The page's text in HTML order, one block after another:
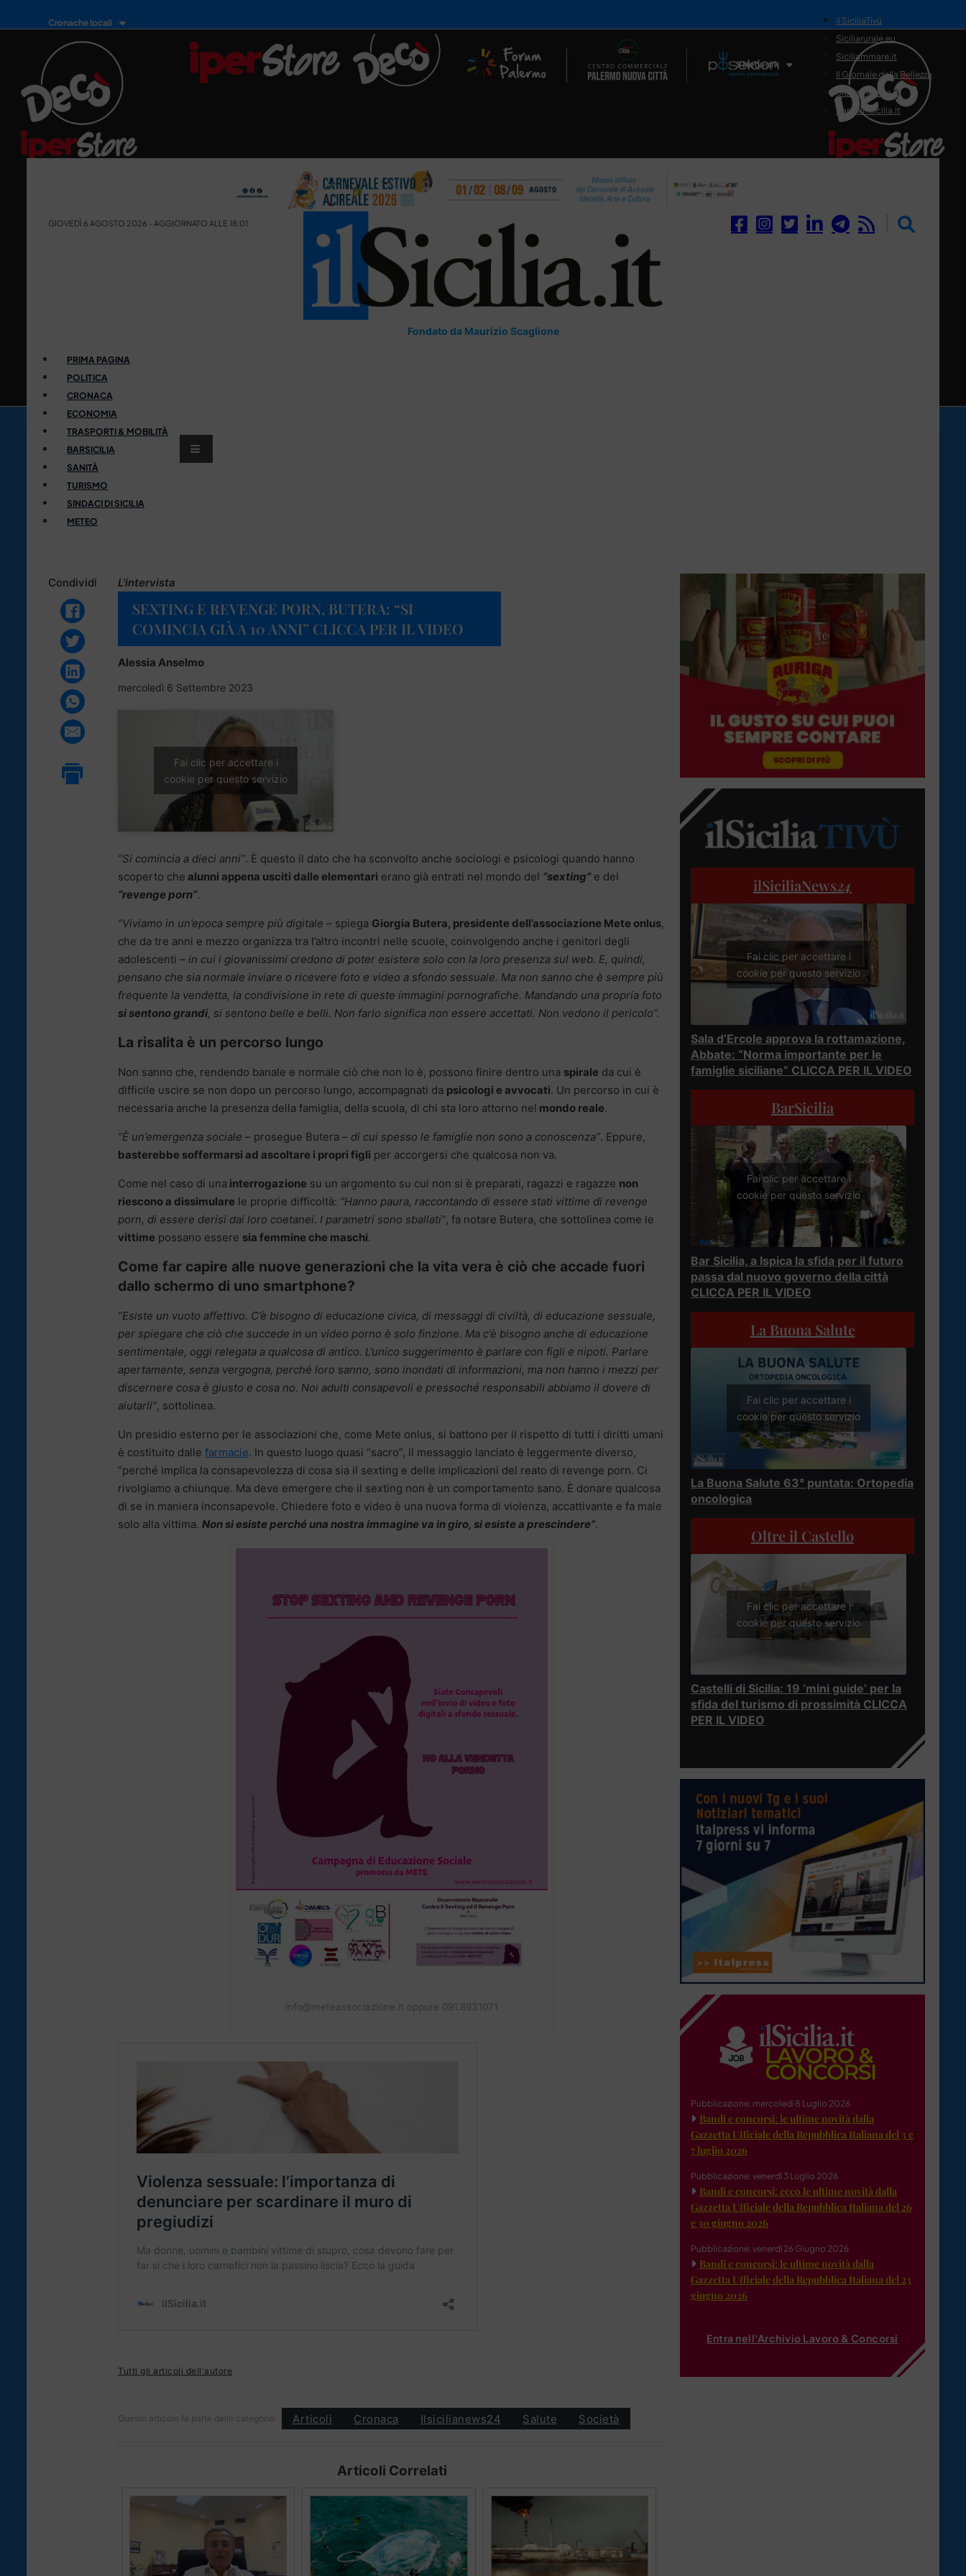
Cronache locali
Il Network
il SiciliaTivù
Siciliarurale.eu
Siciliammare.it
Il Giornale della Bellezza
Siciliamedica.it
Sanitainsicilia.it
GIOVEDÌ 6 AGOSTO 2026 - AGGIORNATO ALLE 18:01
Fondato da Maurizio Scaglione
PRIMA PAGINA
POLITICA
CRONACA
ECONOMIA
TRASPORTI & MOBILITÀ
BARSICILIA
SANITÀ
TURISMO
SINDACI DI SICILIA
METEO
Condividi L'intervista
SEXTING E REVENGE PORN, BUTERA: “SI
COMINCIA GIÀ A 10 ANNI” CLICCA PER IL VIDEO
Alessia Anselmo
mercoledì 6 Settembre 2023
Fai clic per accettare i
cookie per questo servizio
“Si comincia a dieci anni”. È questo il dato che ha sconvolto anche sociologi e psicologi quando hanno
scoperto che alunni appena usciti dalle elementari erano già entrati nel mondo del “sexting”e del
“revenge porn”.
“Viviamo in un’epoca sempre più digitale – spiega Giorgia Butera, presidente dell’associazione Mete onlus,
che da tre anni e mezzo organizza tra l’altro incontri nelle scuole, coinvolgendo anche i genitori degli
adolescenti – in cui i giovanissimi credono di poter esistere solo con la loro presenza sul web. E, quindi,
pensano che sia normale inviare o ricevere foto e video a sfondo sessuale. Ma non sanno che è sempre più
frequente la vendetta, la condivisione in rete di queste immagini pornografiche. Mandando una propria foto
si sentono grandi, si sentono belle e belli. Non farlo significa non essere accettati. Non vedono il pericolo”.
La risalita è un percorso lungo
Non sanno che, rendendo banale e normale ciò che non lo è, possono finire dentro una spirale da cui è
difficile uscire se non dopo un percorso lungo, accompagnati da psicologi e avvocati. Un percorso in cui è
necessaria anche la presenza della famiglia, della scuola, di chi sta loro attorno nel mondo reale.
“È un’emergenza sociale – prosegue Butera – di cui spesso le famiglie non sono a conoscenza”. Eppure,
basterebbe soffermarsi ad ascoltare i propri figli per accorgersi che qualcosa non va.
Come nel caso di una interrogazione su un argomento su cui non si è preparati, ragazzi e ragazze non
riescono a dissimulare le proprie difficoltà: “Hanno paura, raccontando di essere stati vittime di revenge
porn, di essere derisi dai loro coetanei. I parametri sono sballati”, fa notare Butera, che sottolinea come le
vittime possano essere sia femmine che maschi.
Come far capire alle nuove generazioni che la vita vera è ciò che accade fuori
dallo schermo di uno smartphone?
“Esiste un vuoto affettivo. C’è bisogno di educazione civica, di messaggi di civiltà, di educazione sessuale,
per spiegare che ciò che succede in un video porno è solo finzione. Ma c’è bisogno anche di educazione
sentimentale, oggi relegata a qualcosa di antico. L’unico suggerimento è parlare con figli e nipoti. Parlare
apertamente, senza vergogna, perché loro sanno, sono inondati di informazioni, ma non hanno i mezzi per
discernere cosa è giusto e cosa no. Noi adulti consapevoli e pressoché responsabili abbiamo il dovere di
aiutarli”, sottolinea.
Un presidio esterno per le associazioni che, come Mete onlus, si battono per il rispetto di tutti i diritti umani
è costituito dalle farmacie. In questo luogo quasi “sacro”, il messaggio lanciato è leggermente diverso,
“perché implica la consapevolezza di cosa sia il sexting e delle implicazioni del reato di revenge porn. Ci
rivolgiamo a chiunque. Ma deve emergere che il sexting non è un comportamento sano. È donare qualcosa
di se in maniera inconsapevole. Chiedere foto e video è una nuova forma di violenza, accattivante e fa male
solo alla vittima. Non si esiste perché una nostra immagine va in giro, si esiste a prescindere”.
info@meteassociazione.it oppure 091.8931071
Tutti gli articoli dell'autore
Questo articolo fa parte delle categorie: Articoli Cronaca Ilsicilianews24 Salute Società
Articoli Correlati
ilSiciliaNews24
Fai clic per accettare i
cookie per questo servizio
Sala d’Ercole approva la rottamazione,
Abbate: “Norma importante per le
famiglie siciliane” CLICCA PER IL VIDEO
BarSicilia
Fai clic per accettare i
cookie per questo servizio
Bar Sicilia, a Ispica la sfida per il futuro
passa dal nuovo governo della città
CLICCA PER IL VIDEO
La Buona Salute
Fai clic per accettare i
cookie per questo servizio
La Buona Salute 63° puntata: Ortopedia
oncologica
Oltre il Castello
Fai clic per accettare i
cookie per questo servizio
Castelli di Sicilia: 19 ‘mini guide’ per la
sfida del turismo di prossimità CLICCA
PER IL VIDEO
Pubblicazione: mercoledì 8 Luglio 2026
Bandi e concorsi: le ultime novità dalla
Gazzetta Ufficiale della Repubblica Italiana del 3 e
7 luglio 2026
Pubblicazione: venerdì 3 Luglio 2026
Bandi e concorsi: ecco le ultime novità dalla
Gazzetta Ufficiale della Repubblica Italiana del 26
e 30 giugno 2026
Pubblicazione: venerdì 26 Giugno 2026
Bandi e concorsi: le ultime novità dalla
Gazzetta Ufficiale della Repubblica Italiana del 23
giugno 2026
Entra nell'Archivio Lavoro & Concorsi